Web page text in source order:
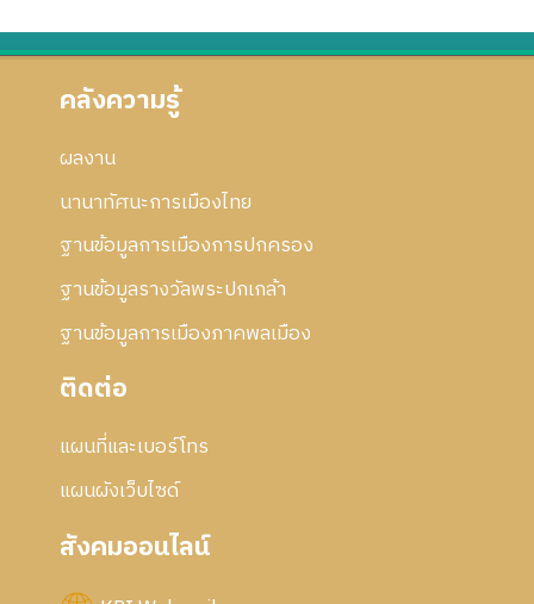
คลังความรู้
ผลงาน
นานาทัศนะการเมืองไทย
ฐานข้อมูลการเมืองการปกครอง
ฐานข้อมูลรางวัลพระปกเกล้า
ฐานข้อมูลการเมืองภาคพลเมือง
ติดต่อ
แผนที่และเบอร์โทร
แผนผังเว็บไซด์
สังคมออนไลน์